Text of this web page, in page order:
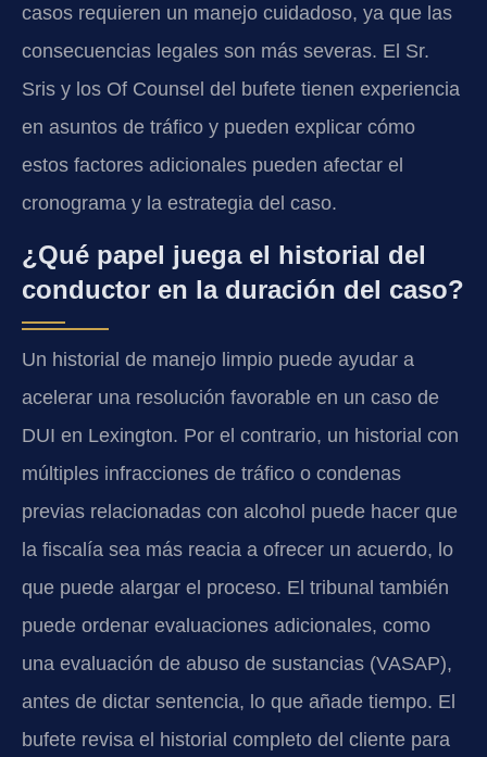
casos requieren un manejo cuidadoso, ya que las
consecuencias legales son más severas. El Sr.
Sris y los Of Counsel del bufete tienen experiencia
en asuntos de tráfico y pueden explicar cómo
estos factores adicionales pueden afectar el
cronograma y la estrategia del caso.
¿Qué papel juega el historial del
conductor en la duración del caso?
Un historial de manejo limpio puede ayudar a
acelerar una resolución favorable en un caso de
DUI en Lexington. Por el contrario, un historial con
múltiples infracciones de tráfico o condenas
previas relacionadas con alcohol puede hacer que
la fiscalía sea más reacia a ofrecer un acuerdo, lo
que puede alargar el proceso. El tribunal también
puede ordenar evaluaciones adicionales, como
una evaluación de abuso de sustancias (VASAP),
antes de dictar sentencia, lo que añade tiempo. El
bufete revisa el historial completo del cliente para